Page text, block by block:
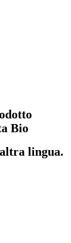
Bio
lingua.